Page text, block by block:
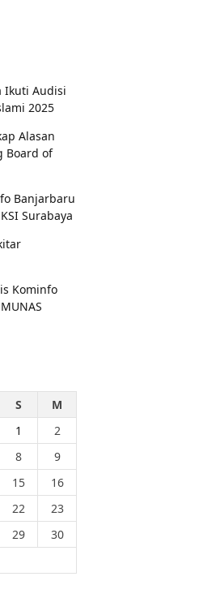
Ikuti Audisi
2025
Alasan
Board of
Banjarbaru
Surabaya
Kominfo
S
M
1
2
8
9
15
16
22
23
29
30